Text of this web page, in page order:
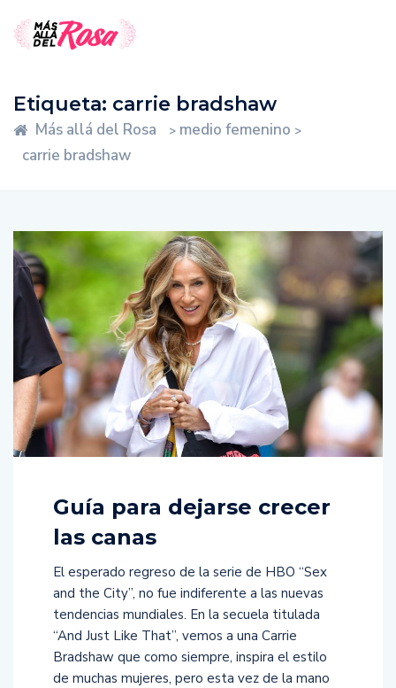
Etiqueta: carrie bradshaw
Más allá del Rosa > medio femenino >
carrie bradshaw
Guía para dejarse crecer
las canas
El esperado regreso de la serie de HBO “Sex
and the City”, no fue indiferente a las nuevas
tendencias mundiales. En la secuela titulada
“And Just Like That”, vemos a una Carrie
Bradshaw que como siempre, inspira el estilo
de muchas mujeres, pero esta vez de la mano